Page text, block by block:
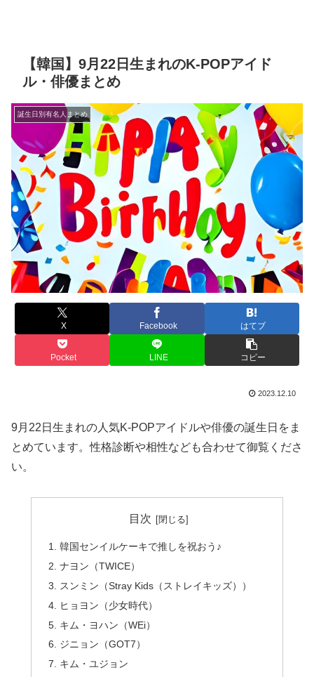
【韓国】9月22日生まれのK-POPアイド
ル・俳優まとめ
誕生日別有名人まとめ
X Facebook はてブ
Pocket LINE コピー
2023.12.10
9月22日生まれの人気K-POPアイドルや俳優の誕生日をま
とめています。性格診断や相性なども合わせて御覧くださ
い。
目次
韓国センイルケーキで推しを祝おう♪
ナヨン（TWICE）
スンミン（Stray Kids（ストレイキッズ））
ヒョヨン（少女時代）
キム・ヨハン（WEi）
ジニョン（GOT7）
キム・ユジョン